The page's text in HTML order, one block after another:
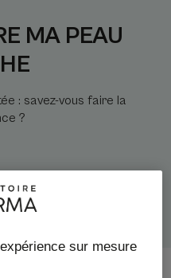
MA PEAU
: savez-vous faire la
?
sur mesure